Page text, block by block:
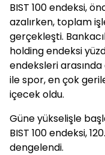
BIST 100 endeksi,
azalırken, toplam
gerçekleşti.
holding endeksi
endeksleri
ile spor, en çok
içecek oldu.
Güne yükselişle
BIST 100 endeksi,
dengelendi.